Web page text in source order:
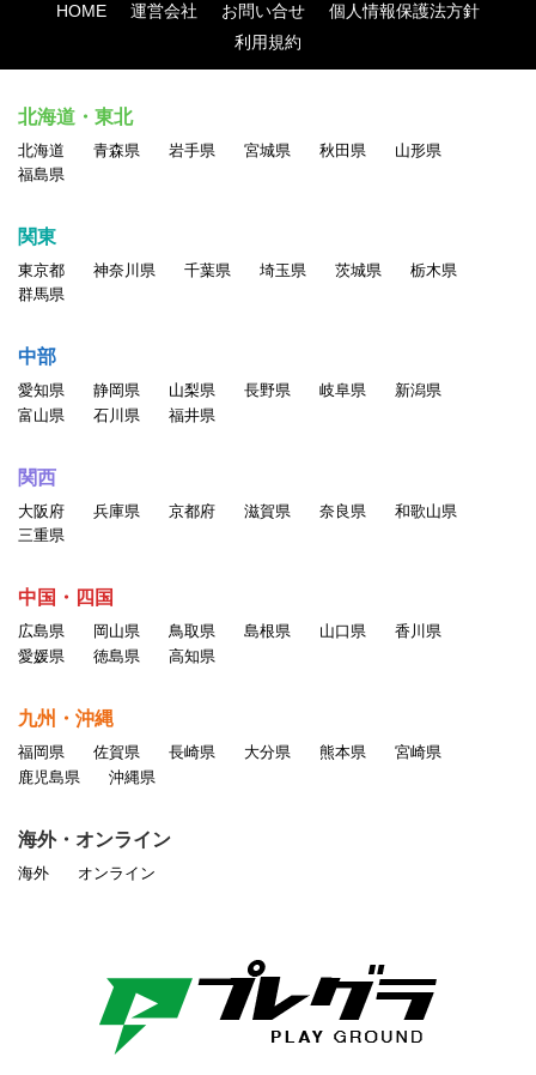
HOME 運営会社 お問い合せ
個人情報保護法方針
利用規約
北海道・東北
北海道 青森県 岩手県 宮城県 秋田県
山形県
福島県
関東
東京都 神奈川県 千葉県 埼玉県 茨城県
栃木県
群馬県
中部
愛知県 静岡県 山梨県 長野県 岐阜県
新潟県
富山県
石川県 福井県
関西
大阪府 兵庫県 京都府 滋賀県 奈良県
和歌山県
三重県
中国・四国
広島県 岡山県 鳥取県 島根県 山口県
香川県
愛媛県
徳島県 高知県
九州・沖縄
福岡県 佐賀県 長崎県 大分県 熊本県
宮崎県
鹿児島県
沖縄県
海外・オンライン
海外 オンライン